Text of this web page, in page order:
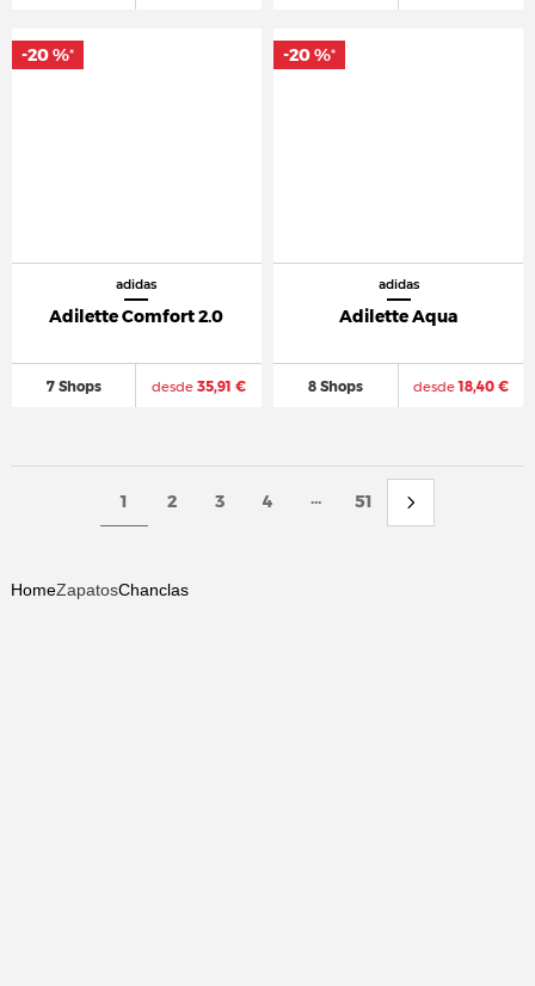
adidas
Adilette Comfort 2.0
7 Shops desde35,91 €
-20 %*
adidas
Adilette Aqua
8 Shops desde18,40 €
-20 %*
1 2 3 4 ... 51
HomeZapatosChanclas